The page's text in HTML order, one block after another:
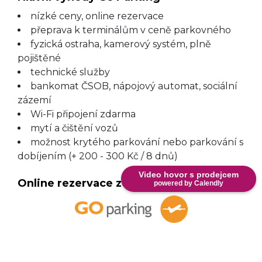
Video hovor s prodejcem
powered by Calendly
nízké ceny, online rezervace
přeprava k terminálům v ceně parkovného
fyzická ostraha, kamerový systém, plně
pojištěné
technické služby
bankomat ČSOB, nápojový automat, sociální
zázemí
Wi-Fi připojení zdarma
mytí a čištění vozů
možnost krytého parkování nebo parkování s
dobíjením (+ 200 - 300 Kč / 8 dnů)
Online rezervace zde: